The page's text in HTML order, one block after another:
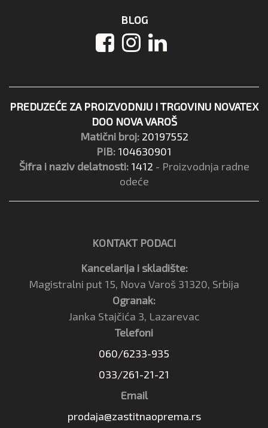
BLOG
PREDUZEĆE ZA PROIZVODNJU I TRGOVINU NOVATEX
DOO NOVA VAROŠ
Matični broj: 20197552
PIB: 104630901
Šifra i naziv delatnosti: 1412 - Proizvodnja radne
odeće
KONTAKT PODACI
Kancelarija i skladište:
Magistralni put 15, Nova Varoš 31320, Srbija
Ogranak:
Janka Stajčića 3, Lazarevac
Telefoni
060/6233-935
033/261-21-21
Email
prodaja@zastitnaoprema.rs